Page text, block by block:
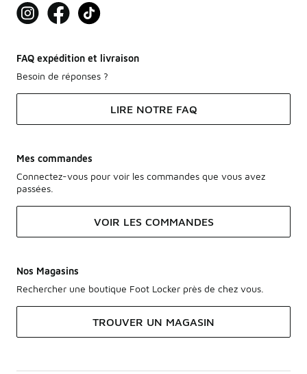
FAQ expédition et livraison
Besoin de réponses ?
LIRE NOTRE FAQ
Mes commandes
Connectez-vous pour voir les commandes que vous avez
passées.
VOIR LES COMMANDES
Nos Magasins
Rechercher une boutique Foot Locker près de chez vous.
TROUVER UN MAGASIN